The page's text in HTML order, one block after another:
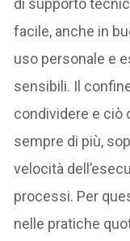
facile, anche in
uso personale e
sensibili. Il
condividere e ciò
sempre di più,
velocità
processi. Per
nelle pratiche